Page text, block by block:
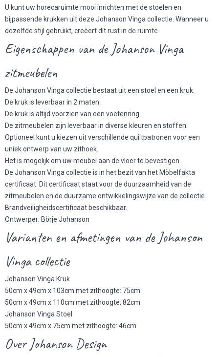
U kunt uw horecaruimte mooi inrichten met de stoelen en
bijpassende krukken uit deze Johanson Vinga collectie. Wanneer u
dezelfde stijl gebruikt, creëert dit rust in de ruimte.
Eigenschappen van de Johanson Vinga
zitmeubelen
De Johanson Vinga collectie bestaat uit een stoel en een kruk.
De kruk is leverbaar in 2 maten.
De kruk is altijd voorzien van een voetenring.
De zitmeubelen zijn leverbaar in diverse kleuren en stoffen.
Optioneel kunt u kiezen uit verschillende quiltpatronen voor een
uniek ontwerp van uw zithoek.
Het is mogelijk om uw meubel aan de vloer te bevestigen.
De Johanson Vinga collectie is in het bezit van het Möbelfakta
certificaat. Dit certificaat staat voor de duurzaamheid van de
zitmeubelen en de duurzame ontwikkelingswijze van de collectie.
Brandveiligheidscertificaat beschikbaar.
Ontwerper: Börje Johanson
Varianten en afmetingen van de Johanson
Vinga collectie
Johanson Vinga Kruk
50cm x 49cm x 103cm met zithoogte: 75cm
50cm x 49cm x 110cm met zithoogte: 82cm
Johanson Vinga Stoel
50cm x 49cm x 75cm met zithoogte: 46cm
Over Johanson Design